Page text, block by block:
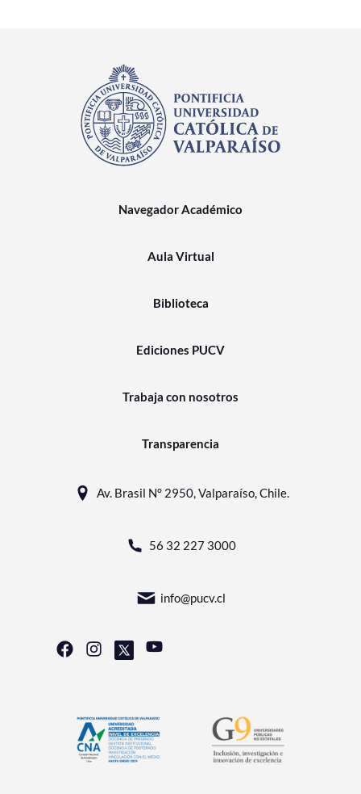
Navegador Académico
Aula Virtual
Biblioteca
Ediciones PUCV
Trabaja con nosotros
Transparencia
Av. Brasil N° 2950, Valparaíso, Chile.
56 32 227 3000
info@pucv.cl